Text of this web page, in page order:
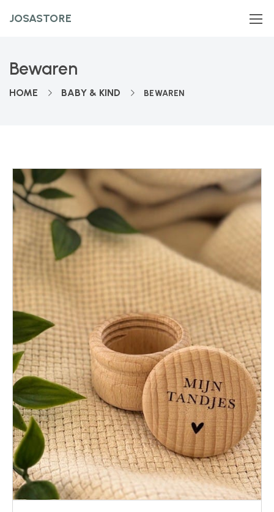
JOSASTORE
Bewaren
HOME BABY & KIND BEWAREN